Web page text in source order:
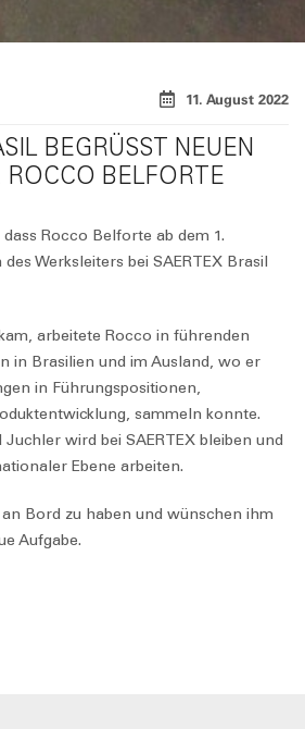
11. August 2022
BEGRÜSST NEUEN W
BELFORTE
Rocco Belforte ab dem 1.
Werksleiters bei SAERTEX Brasil
arbeitete Rocco in führenden
in Brasilien und im Ausland, wo er
in Führungspositionen,
sammeln konnte.
wird bei SAERTEX bleiben und
Ebene arbeiten.
Bord zu haben und wünschen ihm
Aufgabe.